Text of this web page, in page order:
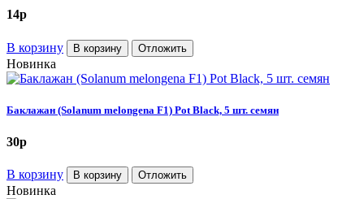
14p
В корзину В корзину Отложить
Новинка
Баклажан (Solanum melongena F1) Pot Black, 5 шт. семян
30p
В корзину В корзину Отложить
Новинка